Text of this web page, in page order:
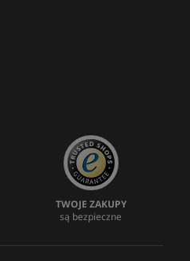
TWOJE ZAKUPY
są bezpieczne